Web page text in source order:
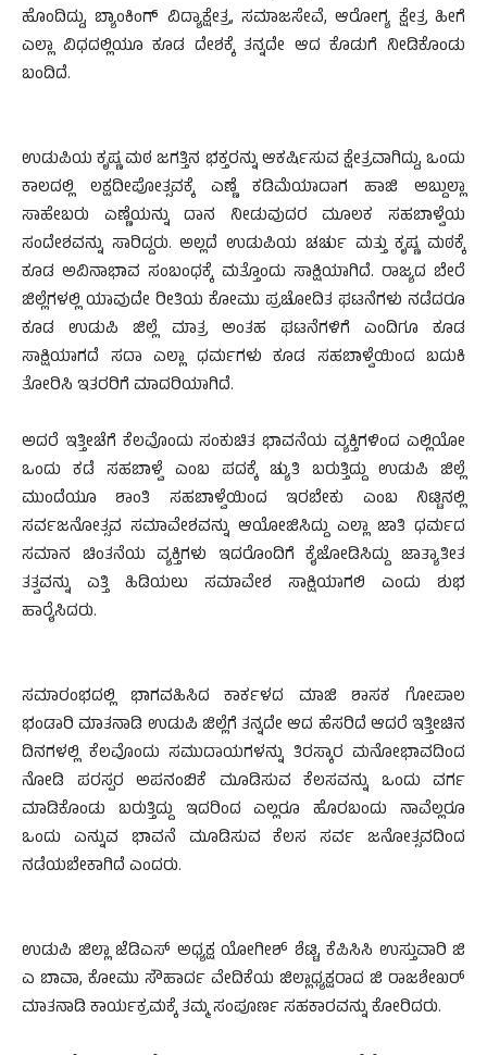
ಹೊಂದಿದ್ದು, ಬ್ಯಾಂಕಿಂಗ್ ವಿದ್ಯಾಕ್ಷೇತ್ರ, ಸಮಾಜಸೇವೆ, ಆರೋಗ್ಯ ಕ್ಷೇತ್ರ ಹೀಗೆ
ಎಲ್ಲಾ ವಿಧದಲ್ಲಿಯೂ ಕೂಡ ದೇಶಕ್ಕೆ ತನ್ನದೇ ಆದ ಕೊಡುಗೆ ನೀಡಿಕೊಂಡು
ಬಂದಿದೆ.
ಉಡುಪಿಯ ಕೃಷ್ಣ ಮಠ ಜಗತ್ತಿನ ಭಕ್ತರನ್ನು ಆಕರ್ಷಿಸುವ ಕ್ಷೇತ್ರವಾಗಿದ್ದು, ಒಂದು
ಕಾಲದಲ್ಲಿ ಲಕ್ಷದೀಪೋತ್ಸವಕ್ಕೆ ಎಣ್ಣೆ ಕಡಿಮೆಯಾದಾಗ ಹಾಜಿ ಅಬ್ದುಲ್ಲಾ
ಸಾಹೇಬರು ಎಣ್ಣೆಯನ್ನು ದಾನ ನೀಡುವುದರ ಮೂಲಕ ಸಹಬಾಳ್ವೆಯ
ಸಂದೇಶವನ್ನು ಸಾರಿದ್ದರು. ಅಲ್ಲದೆ ಉಡುಪಿಯ ಚರ್ಚು ಮತ್ತು ಕೃಷ್ಣ ಮಠಕ್ಕೆ
ಕೂಡ ಅವಿನಾಭಾವ ಸಂಬಂಧಕ್ಕೆ ಮತ್ತೊಂದು ಸಾಕ್ಷಿಯಾಗಿದೆ. ರಾಜ್ಯದ ಬೇರೆ
ಜಿಲ್ಲೆಗಳಲ್ಲಿ ಯಾವುದೇ ರೀತಿಯ ಕೋಮು ಪ್ರಚೋದಿತ ಘಟನೆಗಳು ನಡೆದರೂ
ಕೂಡ ಉಡುಪಿ ಜಿಲ್ಲೆ ಮಾತ್ರ ಅಂತಹ ಘಟನೆಗಳಿಗೆ ಎಂದಿಗೂ ಕೂಡ
ಸಾಕ್ಷಿಯಾಗದೆ ಸದಾ ಎಲ್ಲಾ ಧರ್ಮಗಳು ಕೂಡ ಸಹಬಾಳ್ವೆಯಿಂದ ಬದುಕಿ
ತೋರಿಸಿ ಇತರರಿಗೆ ಮಾದರಿಯಾಗಿದೆ.
ಅದರೆ ಇತ್ತೀಚೆಗೆ ಕೆಲವೊಂದು ಸಂಕುಚಿತ ಭಾವನೆಯ ವ್ಯಕ್ತಿಗಳಿಂದ ಎಲ್ಲಿಯೋ
ಒಂದು ಕಡೆ ಸಹಬಾಳ್ವೆ ಎಂಬ ಪದಕ್ಕೆ ಚ್ಯುತಿ ಬರುತ್ತಿದ್ದು ಉಡುಪಿ ಜಿಲ್ಲೆ
ಮುಂದೆಯೂ ಶಾಂತಿ ಸಹಬಾಳ್ವೆಯಿಂದ ಇರಬೇಕು ಎಂಬ ನಿಟ್ಟಿನಲ್ಲಿ
ಸರ್ವಜನೋತ್ಸವ ಸಮಾವೇಶವನ್ನು ಆಯೋಜಿಸಿದ್ದು ಎಲ್ಲಾ ಜಾತಿ ಧರ್ಮದ
ಸಮಾನ ಚಿಂತನೆಯ ವ್ಯಕ್ತಿಗಳು ಇದರೊಂದಿಗೆ ಕೈಜೋಡಿಸಿದ್ದು ಜಾತ್ಯಾತೀತ
ತತ್ವವನ್ನು ಎತ್ತಿ ಹಿಡಿಯಲು ಸಮಾವೇಶ ಸಾಕ್ಷಿಯಾಗಲಿ ಎಂದು ಶುಭ
ಹಾರೈಸಿದರು.
ಸಮಾರಂಭದಲ್ಲಿ ಭಾಗವಹಿಸಿದ ಕಾರ್ಕಳದ ಮಾಜಿ ಶಾಸಕ ಗೋಪಾಲ
ಭಂಡಾರಿ ಮಾತನಾಡಿ ಉಡುಪಿ ಜಿಲ್ಲೆಗೆ ತನ್ನದೇ ಆದ ಹೆಸರಿದೆ ಆದರೆ ಇತ್ತೀಚಿನ
ದಿನಗಳಲ್ಲಿ ಕೆಲವೊಂದು ಸಮುದಾಯಗಳನ್ನು ತಿರಸ್ಕಾರ ಮನೋಭಾವದಿಂದ
ನೋಡಿ ಪರಸ್ಪರ ಅಪನಂಬಿಕೆ ಮೂಡಿಸುವ ಕೆಲಸವನ್ನು ಒಂದು ವರ್ಗ
ಮಾಡಿಕೊಂಡು ಬರುತ್ತಿದ್ದು ಇದರಿಂದ ಎಲ್ಲರೂ ಹೊರಬಂದು ನಾವೆಲ್ಲರೂ
ಒಂದು ಎನ್ನುವ ಭಾವನೆ ಮೂಡಿಸುವ ಕೆಲಸ ಸರ್ವ ಜನೋತ್ಸವದಿಂದ
ನಡೆಯಬೇಕಾಗಿದೆ ಎಂದರು.
ಉಡುಪಿ ಜಿಲ್ಲಾ ಜೆಡಿಎಸ್ ಅಧ್ಯಕ್ಷ ಯೋಗೀಶ್ ಶೆಟ್ಟಿ, ಕೆಪಿಸಿಸಿ ಉಸ್ತುವಾರಿ ಜಿ
ಎ ಬಾವಾ, ಕೋಮು ಸೌಹಾರ್ದ ವೇದಿಕೆಯ ಜಿಲ್ಲಾಧ್ಯಕ್ಷರಾದ ಜಿ ರಾಜಶೇಖರ್
ಮಾತನಾಡಿ ಕಾರ್ಯಕ್ರಮಕ್ಕೆ ತಮ್ಮ ಸಂಪೂರ್ಣ ಸಹಕಾರವನ್ನು ಕೋರಿದರು.